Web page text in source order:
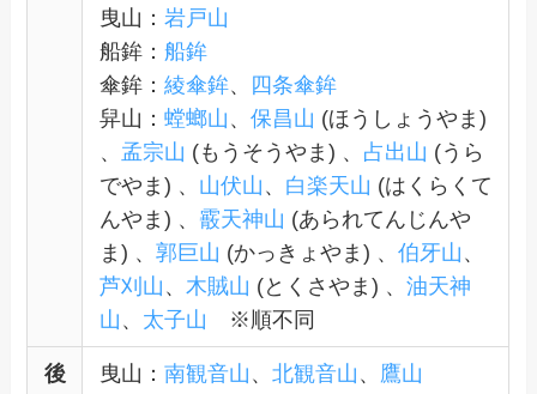
曳山： 岩戸山
船鉾： 船鉾
傘鉾： 綾傘鉾、
四条傘鉾
舁山： 螳螂山 、 保昌山 (ほうしょうやま)
、 孟宗山 (もうそうやま) 、 占出山 (うら
でやま) 、 山伏山 、 白楽天山 (はくらくて
んやま) 、 霰天神山 (あられてんじんや
ま) 、 郭巨山 (かっきょやま) 、 伯牙山 、
芦刈山 、 木賊山 (とくさやま) 、 油天神
山 、 太子山 ※順不同
後
曳山： 南観音山 、 北観音山 、 鷹山